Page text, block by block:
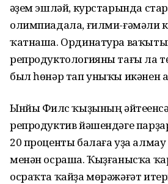
әүҙем эшләй, курстарында
олимпиадала, ғилми-ғәмәли
ҡатнаша. Ординатура
репродуктологияны тағы ла
был һөнәр тап уныҡы икәнен
Ынйы Филүс ҡыҙының
репродуктив йәшендәге
20 проценты балаға уҙа
менән осраша. Ҡыҙғанысҡа
осраҡта ҡайҙа мөрәжәғәт